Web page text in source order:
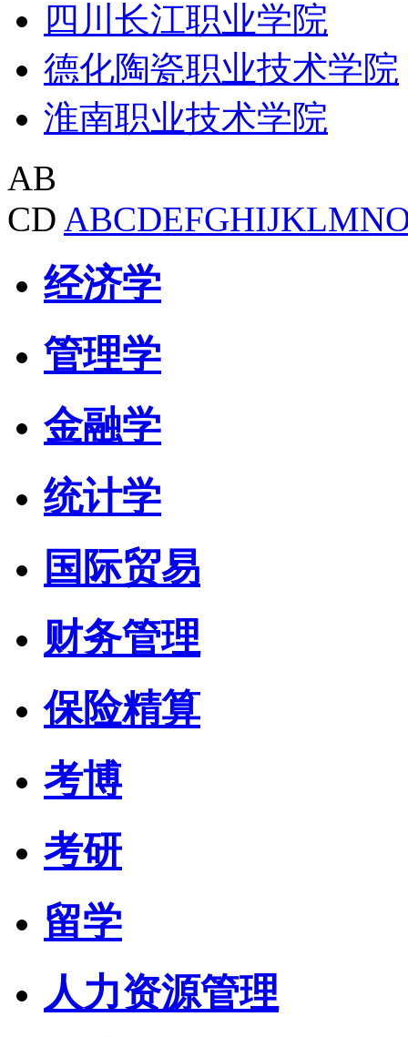
四川长江职业学院
德化陶瓷职业技术学院
淮南职业技术学院
AB
CD ABCDEFGHIJKLMN
经济学
管理学
金融学
统计学
国际贸易
财务管理
保险精算
考博
考研
留学
人力资源管理